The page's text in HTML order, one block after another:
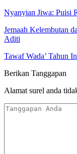
Nyanyian Jiwa: Puisi
Jemaah Kelembutan
Aditi
Tawaf Wada’ Tahun
Berikan Tanggapan
Alamat surel anda